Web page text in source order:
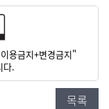
용금지+변경금지"
다.
목록